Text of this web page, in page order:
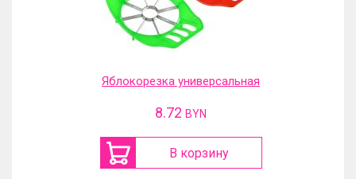
Яблокорезка универсальная
8.72 BYN
В корзину